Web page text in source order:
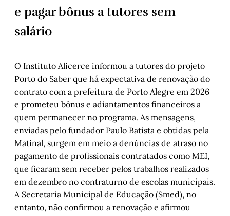
e pagar bônus a tutores sem
salário
O Instituto Alicerce informou a tutores do projeto
Porto do Saber que há expectativa de renovação do
contrato com a prefeitura de Porto Alegre em 2026
e prometeu bônus e adiantamentos financeiros a
quem permanecer no programa. As mensagens,
enviadas pelo fundador Paulo Batista e obtidas pela
Matinal, surgem em meio a denúncias de atraso no
pagamento de profissionais contratados como MEI,
que ficaram sem receber pelos trabalhos realizados
em dezembro no contraturno de escolas municipais.
A Secretaria Municipal de Educação (Smed), no
entanto, não confirmou a renovação e afirmou